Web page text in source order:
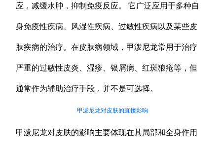
应，减缓水肿，抑制免疫反应。 它广泛应用于多种自
身免疫性疾病、风湿性疾病、过敏性疾病以及某些皮
肤疾病的治疗。在皮肤病领域，甲泼尼龙常用于治疗
严重的过敏性皮炎、湿疹、银屑病、红斑狼疮等，但
通常作为辅助治疗手段，并不是可选择。
甲泼尼龙对皮肤的直接影响
甲泼尼龙对皮肤的影响主要体现在其局部和全身作用